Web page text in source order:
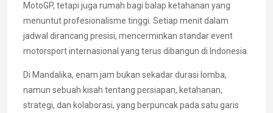
MotoGP, tetapi juga rumah bagi balap ketahanan yang
menuntut profesionalisme tinggi. Setiap menit dalam
jadwal dirancang presisi, mencerminkan standar event
motorsport internasional yang terus dibangun di Indonesia.
Di Mandalika, enam jam bukan sekadar durasi lomba,
namun sebuah kisah tentang persiapan, ketahanan,
strategi, dan kolaborasi, yang berpuncak pada satu garis